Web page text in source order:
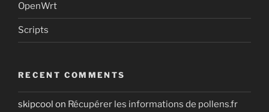
OpenWrt
Scripts
RECENT COMMENTS
skipcool on Récupérer les informations de pollens.fr